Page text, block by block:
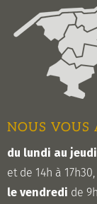
NOUS VOUS
du lundi au jeudi
et de 14h à 17h30,
le vendredi de